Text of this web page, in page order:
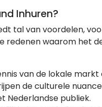
Inhuren?
tal van voordelen,
redenen waarom het
van de lokale markt
de culturele
Nederlandse publiek.